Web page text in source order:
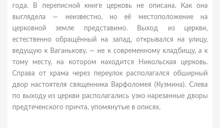
года. В переписной книге церковь не описана. Как она
выглядела — неизвестно, но её местоположение на
церковной земле представимо. Выход из церкви,
естественно обращённый на запад, открывался на улицу,
ведущую к Ваганькову, — не к современному кладбищу, а к
тому месту, на котором находится Никольская церковь.
Справа от храма через переулок располагался обширный
двор настоятеля священника Варфоломея (Кузмина). Слева
по выходу из церкви располагались узко нарезанные дворы
предтеченского причта, упомянутые в описях.